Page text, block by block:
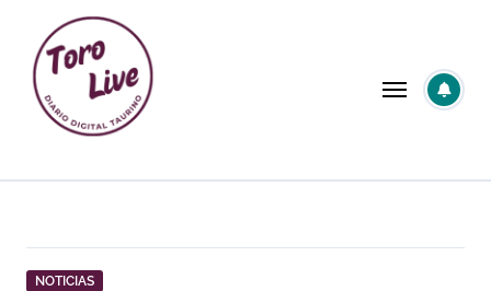
contenido
NOTICIAS